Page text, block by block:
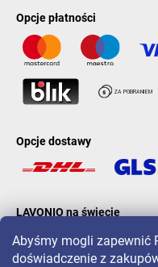
Abyśmy mogli zapewnić
doświadczenie z
Opcje płatności
Opcje dostawy
LAVONIO na świecie